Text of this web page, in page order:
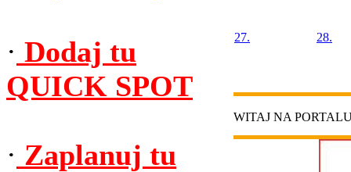
· Dodaj tu
QUICK SPOT
· Zaplanuj tu
27. 28.
WITAJ NA